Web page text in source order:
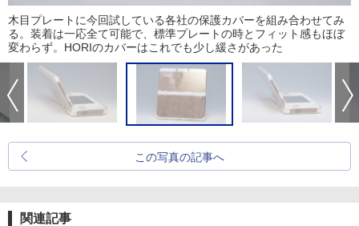
木目プレートに今回試している各社の保護カバーを組み合わせてみ
る。装着は一応全て可能で、標準プレートの時とフィット感もほぼ
変わらず。HORIのカバーはこれでも少し緩さがあった
この写真の記事へ
関連記事